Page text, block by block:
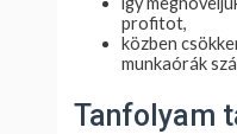
profitot,
közben
munkaórák
Tanfolyam